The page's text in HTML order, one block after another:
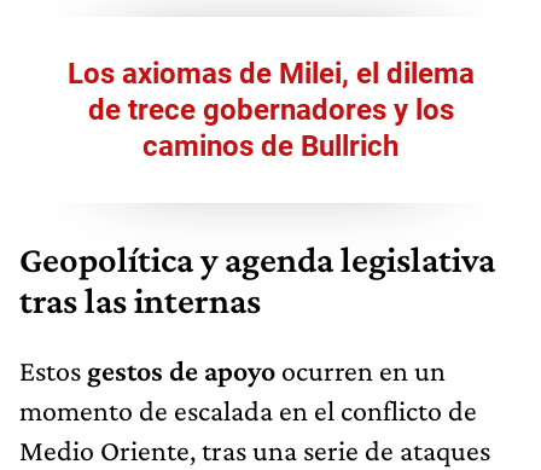
Los axiomas de Milei, el dilema
de trece gobernadores y los
caminos de Bullrich
Geopolítica y agenda legislativa
tras las internas
Estos gestos de apoyo ocurren en un
momento de escalada en el conflicto de
Medio Oriente, tras una serie de ataques